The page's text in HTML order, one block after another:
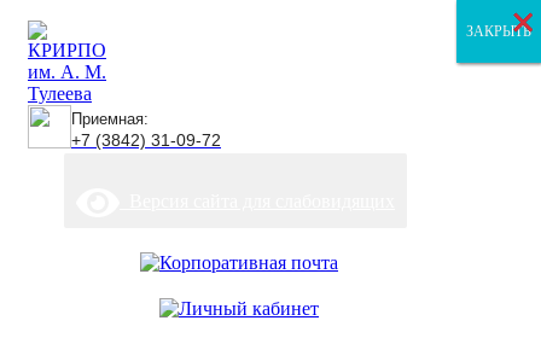
Приемная:
+7 (3842) 31-09-72
ЗАКРЫТЬ
ЗАКРЫТЬ
ЗАКРЫТЬ
×
×
×